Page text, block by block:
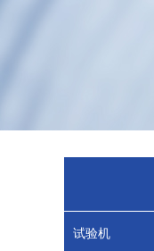
试验机